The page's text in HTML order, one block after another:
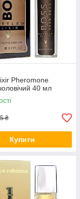
Pheromone
40 мл
₴
Купити